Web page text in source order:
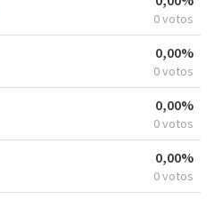
0 votos
0,00%
0 votos
0,00%
0 votos
0,00%
0 votos